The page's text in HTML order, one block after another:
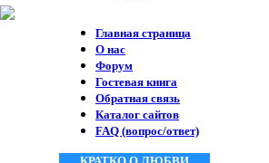
Главная страница
О нас
Форум
Гостевая книга
Обратная связь
Каталог сайтов
FAQ (вопрос/ответ)